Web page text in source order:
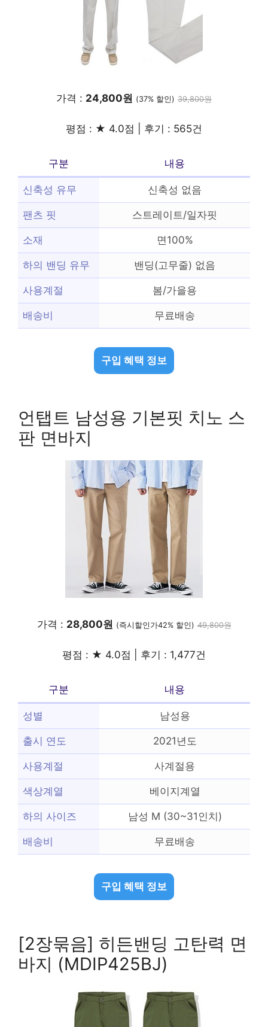
가격 : 24,800원 (37% 할인) 39,800원
평점 : ★ 4.0점 | 후기 : 565건
구분 내용
신축성 유무 신축성 없음
팬츠 핏 스트레이트/일자핏
소재 면100%
하의 밴딩 유무 밴딩(고무줄) 없음
사용계절 봄/가을용
배송비 무료배송
구입 혜택 정보
언탭트 남성용 기본핏 치노 스
판 면바지
가격 : 28,800원 (즉시할인가42% 할인) 49,800원
평점 : ★ 4.0점 | 후기 : 1,477건
구분 내용
성별 남성용
출시 연도 2021년도
사용계절 사계절용
색상계열 베이지계열
하의 사이즈 남성 M (30~31인치)
배송비 무료배송
구입 혜택 정보
[2장묶음] 히든밴딩 고탄력 면
바지 (MDIP425BJ)